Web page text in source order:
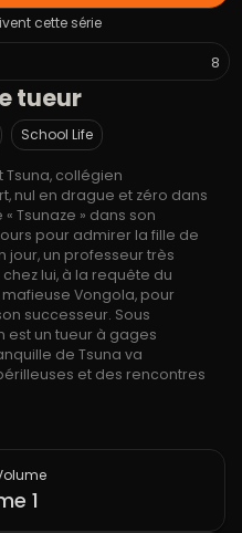
cette série
8
tueur
School Life
collégien
nul en drague et zéro dans
Tsunaze » dans son
pour admirer la fille de
jour, un professeur très
lui, à la requête du
Vongola, pour
successeur. Sous
est un tueur à gages
de Tsuna va
et des rencontres
1